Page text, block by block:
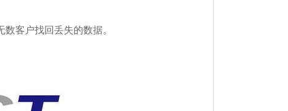
客户找回丢失的数据。